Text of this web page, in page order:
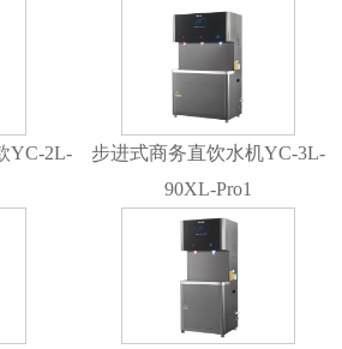
YC-2L-
步进式商务直饮水机YC-3L-
90XL-Pro1